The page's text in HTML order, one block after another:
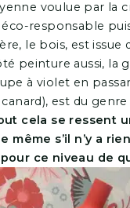
voulue par la
responsable
le bois, est issue
peinture aussi, la
à violet en
est du
cela se ressent
même s’il n’y a rien
pour ce niveau de